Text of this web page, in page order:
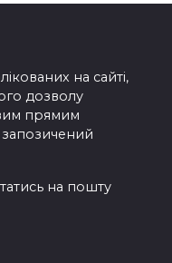
на сайті,
дозволу
прямим
запозичений
на пошту